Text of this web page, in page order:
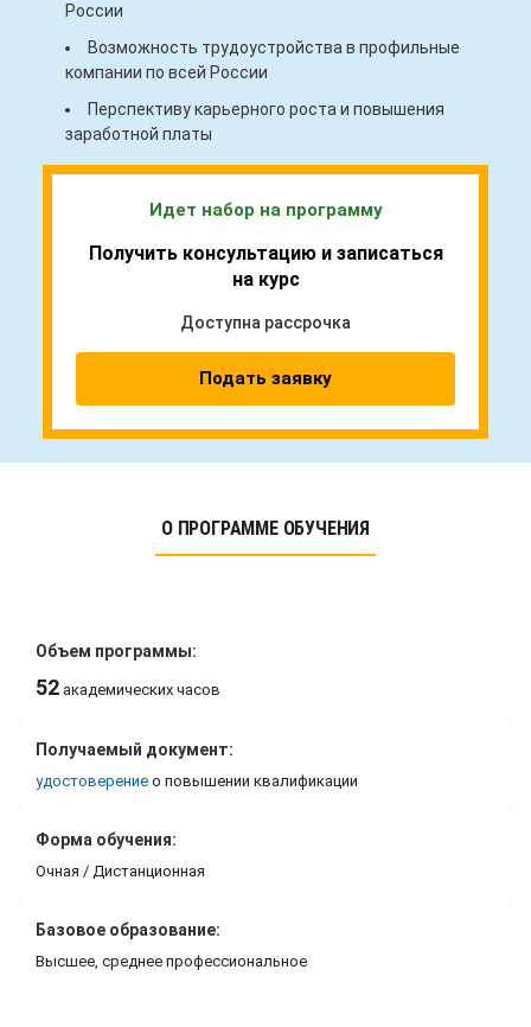
России
Возможность трудоустройства в профильные
компании по всей России
Перспективу карьерного роста и повышения
заработной платы
Идет набор на программу
Получить консультацию и записаться
на курс
Доступна рассрочка
Подать заявку
О ПРОГРАММЕ ОБУЧЕНИЯ
Объем программы:
52 академических часов
Получаемый документ:
удостоверение о повышении квалификации
Форма обучения:
Очная / Дистанционная
Базовое образование:
Высшее, среднее профессиональное